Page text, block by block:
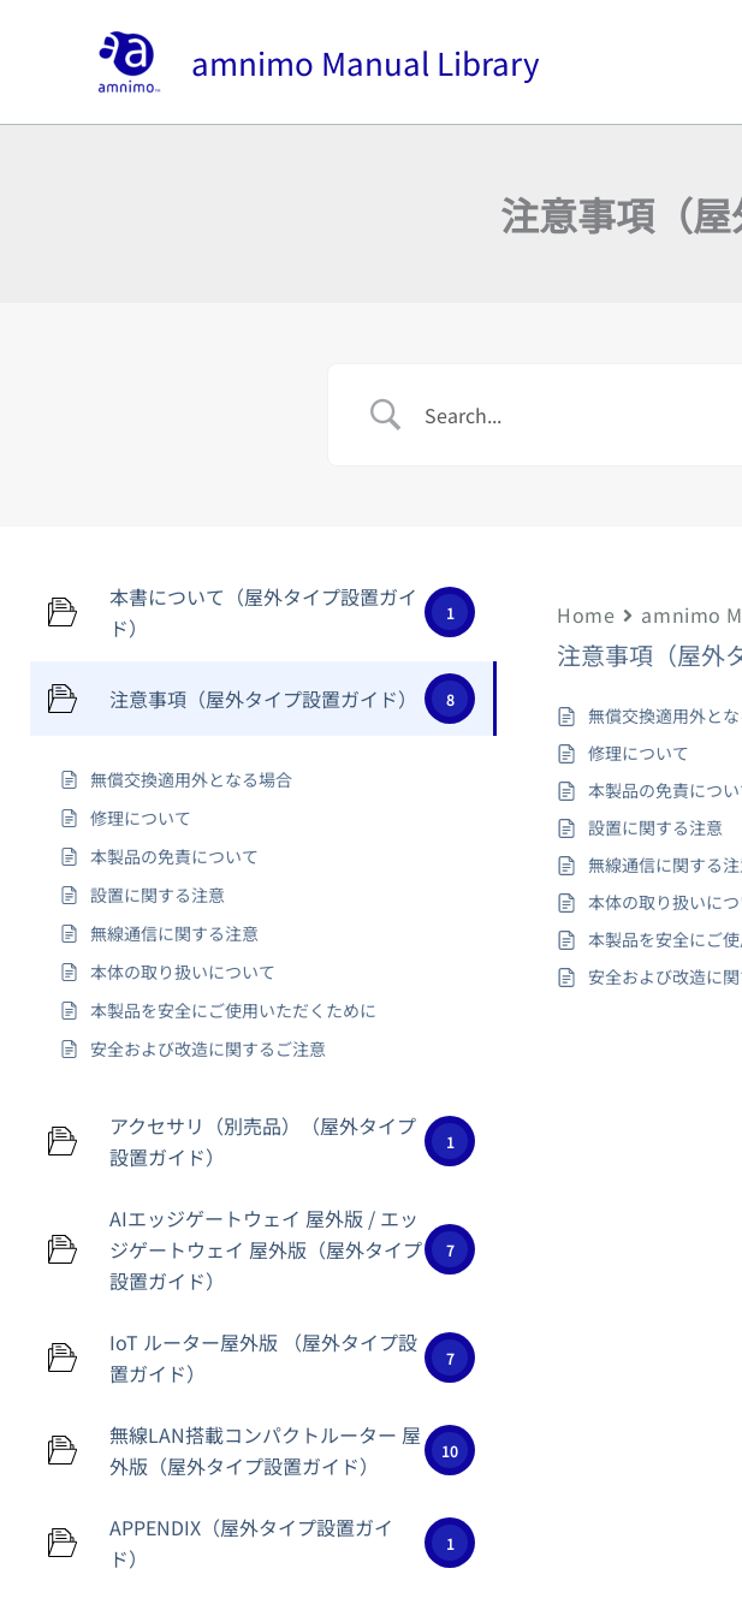
amnimo Manual Library
注意事項（屋
本書について（屋外タイプ設置ガイ
ド）
1
注意事項（屋外タイプ設置ガイド） 8
無償交換適用外となる場合
修理について
本製品の免責について
設置に関する注意
無線通信に関する注意
本体の取り扱いについて
本製品を安全にご使用いただくために
安全および改造に関するご注意
アクセサリ（別売品）（屋外タイプ
設置ガイド）
1
AIエッジゲートウェイ 屋外版 / エッ
ジゲートウェイ 屋外版（屋外タイプ
設置ガイド）
7
IoT ルーター屋外版 （屋外タイプ設
置ガイド）
7
無線LAN搭載コンパクトルーター 屋
外版（屋外タイプ設置ガイド）
10
APPENDIX（屋外タイプ設置ガイ
ド）
1
Home amnimo
注意事項（屋外
無償交換適用外と
修理について
本製品の免責につ
設置に関する注意
無線通信に関する
本体の取り扱いに
本製品を安全にご
安全および改造に